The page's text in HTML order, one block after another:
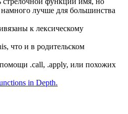
лучше для большинства
к лексическому
что и в родительском
.call, .apply, или похожих
in Depth.